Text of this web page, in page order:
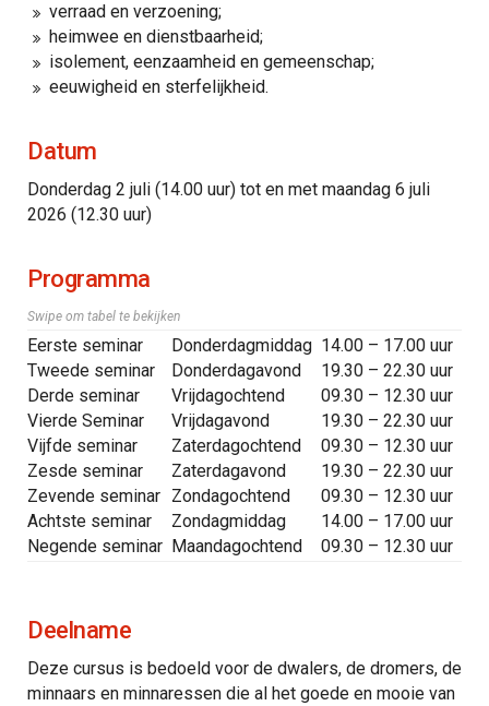
verraad en verzoening;
heimwee en dienstbaarheid;
isolement, eenzaamheid en gemeenschap;
eeuwigheid en sterfelijkheid.
Datum
Donderdag 2 juli (14.00 uur) tot en met maandag 6 juli
2026 (12.30 uur)
Programma
Swipe om tabel te bekijken
Eerste seminar
Tweede seminar
Derde seminar
Vierde Seminar
Vijfde seminar
Zesde seminar
Zevende seminar
Achtste seminar
Negende seminar
Donderdagmiddag
Donderdagavond
Vrijdagochtend
Vrijdagavond
Zaterdagochtend
Zaterdagavond
Zondagochtend
Zondagmiddag
Maandagochtend
14.00 – 17.00 uur
19.30 – 22.30 uur
09.30 – 12.30 uur
19.30 – 22.30 uur
09.30 – 12.30 uur
19.30 – 22.30 uur
09.30 – 12.30 uur
14.00 – 17.00 uur
09.30 – 12.30 uur
Deelname
Deze cursus is bedoeld voor de dwalers, de dromers, de
minnaars en minnaressen die al het goede en mooie van